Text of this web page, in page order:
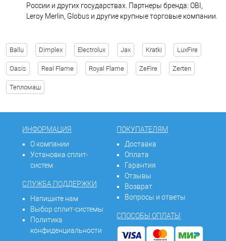
Ballu Dimplex Electrolux Jax Kratki LuxFire
Oasis Real Flame Royal Flame ZeFire Zerten
Тепломаш
России и других государствах. Партнеры бренда: OBI,
Leroy Merlin, Globus и другие крупные торговые компании.
ИНФОРМАЦИЯ
О компании
Установка сплит-
систем
СЛУЖБА ПОДДЕРЖКИ
Напишите нам
Выбор сплит-системы
Политика
конфиденциальности
ПОКУПАТЕЛЯМ
Доставка
Оплата
Гарантия
Отзывы
Возврат
Вопросы и ответы
СПОСОБЫ ОПЛАТЫ